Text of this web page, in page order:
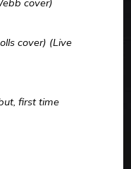
cover)
cover) (Live
first time